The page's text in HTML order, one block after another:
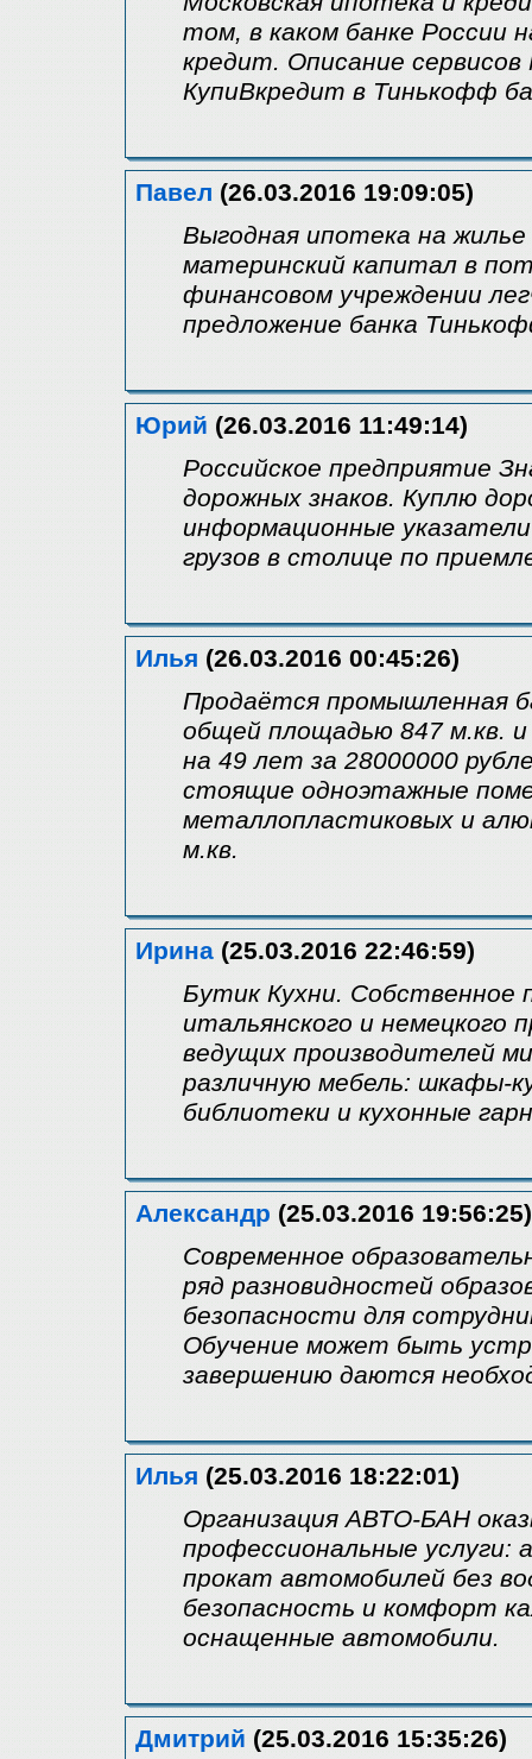
том, в каком банке России
кредит. Описание
КупиВкредит в Тинькофф
Павел (26.03.2016 19:09:05)
Выгодная ипотека на
материнский капитал в
финансовом учреждении
предложение банка
Юрий (26.03.2016 11:49:14)
Российское предприятие
дорожных знаков. Куплю
информационные
грузов в столице по
Илья (26.03.2016 00:45:26)
Продаётся промышленная
общей площадью 847 м.кв.
на 49 лет за 28000000
стоящие одноэтажные
металлопластиковых и
м.кв.
Ирина (25.03.2016 22:46:59)
Бутик Кухни. Собственное
итальянского и немецкого
ведущих производителей
различную мебель: шкафы-
библиотеки и кухонные
Александр (25.03.2016 19:56:25)
Современное
ряд разновидностей
безопасности для
Обучение может быть
завершению даются
Илья (25.03.2016 18:22:01)
Организация АВТО-БАН
профессиональные услуги:
прокат автомобилей без
безопасность и комфорт
оснащенные автомобили.
Дмитрий (25.03.2016 15:35:26)